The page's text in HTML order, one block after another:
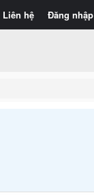
Liên hệ Đăng nhập